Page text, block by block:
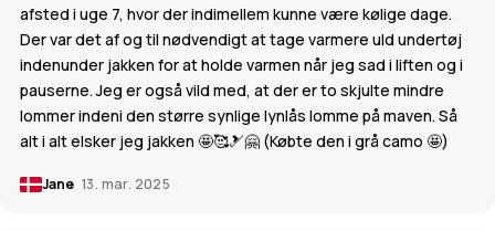
afsted i uge 7, hvor der indimellem kunne være kølige dage.
Der var det af og til nødvendigt at tage varmere uld undertøj
indenunder jakken for at holde varmen når jeg sad i liften og i
pauserne. Jeg er også vild med, at der er to skjulte mindre
lommer indeni den større synlige lynlås lomme på maven. Så
alt i alt elsker jeg jakken 🤩🥰🎿🤗 (Købte den i grå camo 🤩)
Jane 13. mar. 2025